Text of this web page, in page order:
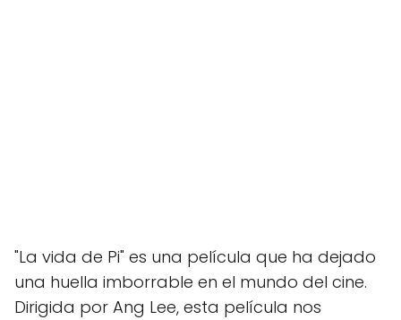
"La vida de Pi" es una película que ha dejado
una huella imborrable en el mundo del cine.
Dirigida por Ang Lee, esta película nos